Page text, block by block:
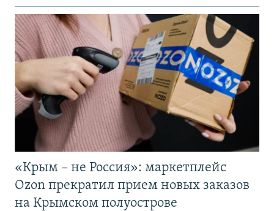
«Крым – не Россия»: маркетплейс
Ozon прекратил прием новых заказов
на Крымском полуострове